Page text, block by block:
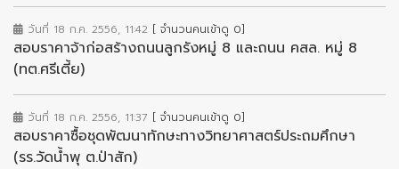
วันที่ 18 ก.ค. 2556, 11:42 [ จำนวนคนเข้าดู 0]
สอบราคาจ้าก่อสร้างถนนลูกรังหมู่ 8 และถนน คสล. หมู่ 8
(ทต.ศรีเตี้ย)
วันที่ 18 ก.ค. 2556, 11:37 [ จำนวนคนเข้าดู 0]
สอบราคาซื้อชุดพัฒนาทักษะทางวิทยาศาสตร์ประถมศึกษา
(รร.วัดน้ำพุ ต.ป่าสัก)